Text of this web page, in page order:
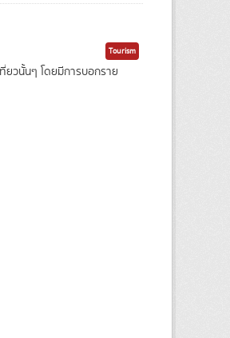
Tourism
ยวนั้นๆ โดยมีการบอกราย